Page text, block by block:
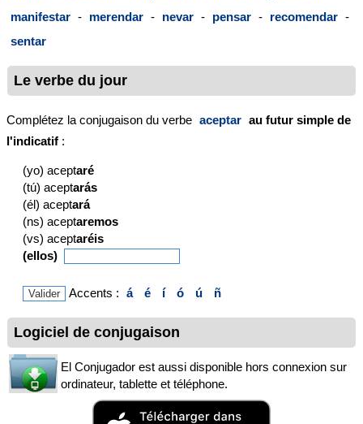
manifestar - merendar - nevar - pensar - recomendar -
sentar
Le verbe du jour
Complétez la conjugaison du verbe aceptar au futur simple de
l'indicatif :
(yo) aceptaré
(tú) aceptarás
(él) aceptará
(ns) aceptaremos
(vs) aceptaréis
(ellos)
Accents : á é í ó ú ñ
Logiciel de conjugaison
El Conjugador est aussi disponible hors connexion sur
ordinateur, tablette et téléphone.